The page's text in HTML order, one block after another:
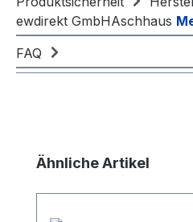
ewdirekt GmbHAschhaus
FAQ
Produktgalerie
Ähnliche Artikel